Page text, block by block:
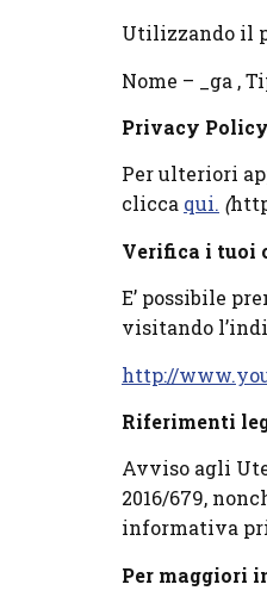
Utilizzando il
Nome – _ga ,
Privacy
Per ulteriori
clicca qui. (
Verifica i tuoi
E’ possibile
visitando
http://
Riferimenti
Avviso agli
2016/679,
informativa
Per maggiori